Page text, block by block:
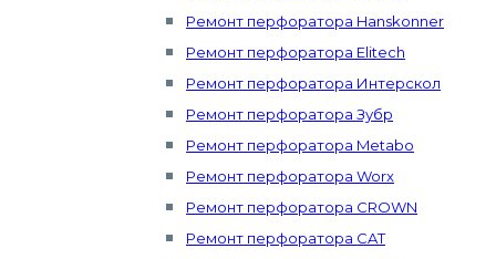
Ремонт перфоратора Hanskonner
Ремонт перфоратора Elitech
Ремонт перфоратора Интерскол
Ремонт перфоратора Зубр
Ремонт перфоратора Metabo
Ремонт перфоратора Worx
Ремонт перфоратора CROWN
Ремонт перфоратора CAT